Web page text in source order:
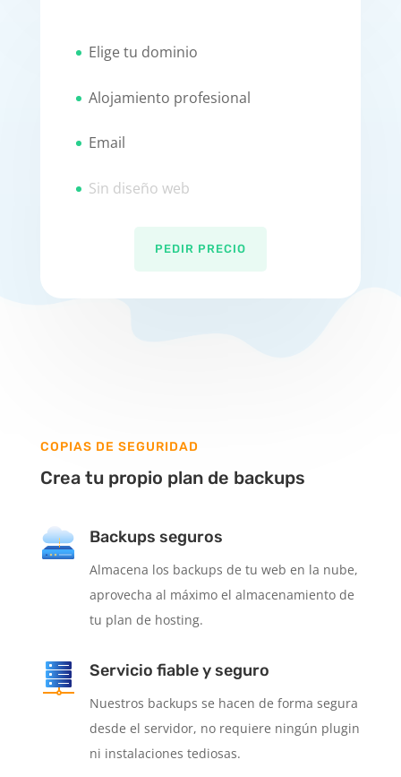
Elige tu dominio
Alojamiento profesional
Email
Sin diseño web
PEDIR PRECIO
COPIAS DE SEGURIDAD
Crea tu propio plan de backups
Backups seguros
Almacena los backups de tu web en la nube,
aprovecha al máximo el almacenamiento de
tu plan de hosting.
Servicio fiable y seguro
Nuestros backups se hacen de forma segura
desde el servidor, no requiere ningún plugin
ni instalaciones tediosas.